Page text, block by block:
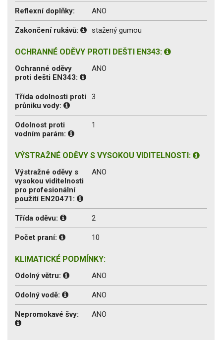
Reflexní doplňky: ANO
Zakončení rukávů: stažený gumou
OCHRANNÉ ODĚVY PROTI DEŠTI EN343:
Ochranné oděvy
proti dešti EN343:
ANO
Třída odolnosti proti
průniku vody:
3
Odolnost proti
vodním parám:
1
VÝSTRAŽNÉ ODĚVY S VYSOKOU VIDITELNOSTI:
Výstražné oděvy s
vysokou viditelnosti
pro profesionální
použití EN20471:
ANO
Třída oděvu: 2
Počet praní: 10
KLIMATICKÉ PODMÍNKY:
Odolný větru: ANO
Odolný vodě: ANO
Nepromokavé švy: ANO